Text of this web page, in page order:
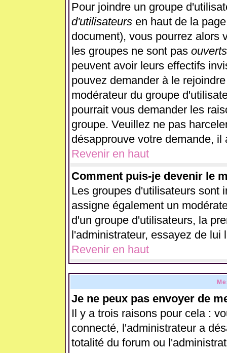
Pour joindre un groupe
d'utilisateursen haut de la
document), vous pourrez alors
les groupes ne sont pas ouverts
peuvent avoir leurs effectifs
pouvez demander à le
modérateur du groupe
pourrait vous demander les
groupe. Veuillez ne pas
désapprouve votre demande, il
Revenir en haut
Comment puis-je devenir le
Les groupes d'utilisateurs sont
assigne également un
d'un groupe d'utilisateurs, la
l'administrateur, essayez de lui
Revenir en haut
Je ne peux pas envoyer de
Il y a trois raisons pour cela :
connecté, l'administrateur a
totalité du forum ou